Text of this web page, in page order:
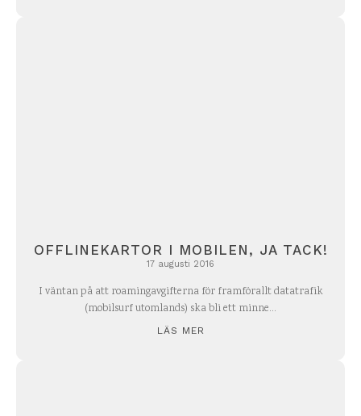
OFFLINEKARTOR I MOBILEN, JA TACK!
17 augusti 2016
I väntan på att roamingavgifterna för framförallt datatrafik
(mobilsurf utomlands) ska bli ett minne...
LÄS MER